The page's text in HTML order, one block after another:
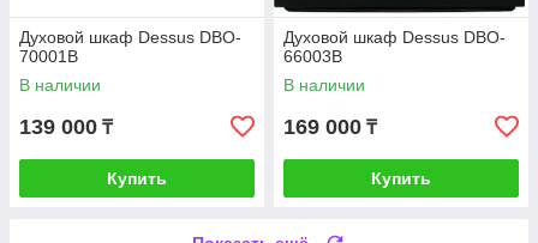
Духовой шкаф Dessus DBO-
70001B
В наличии
139 000 ₸
Купить
Духовой шкаф Dessus DBO-
66003B
В наличии
169 000 ₸
Купить